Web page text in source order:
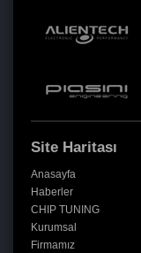
Site Haritası
Anasayfa
Haberler
CHIP TUNING
Kurumsal
Firmamız